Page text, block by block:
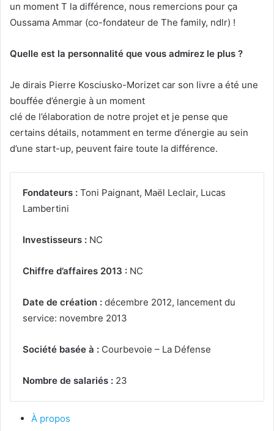
un moment T la différence, nous remercions pour ça
Oussama Ammar (co-fondateur de The family, ndlr) !
Quelle est la personnalité que vous admirez le plus ?
Je dirais Pierre Kosciusko-Morizet car son livre a été une
bouffée d’énergie à un moment
clé de l’élaboration de notre projet et je pense que
certains détails, notamment en terme d’énergie au sein
d’une start-up, peuvent faire toute la différence.
Fondateurs : Toni Paignant, Maël Leclair, Lucas
Lambertini
Investisseurs : NC
Chiffre d’affaires 2013 : NC
Date de création : décembre 2012, lancement du
service: novembre 2013
Société basée à : Courbevoie – La Défense
Nombre de salariés : 23
À propos